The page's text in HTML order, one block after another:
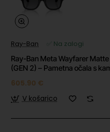
Ray-Ban
✅ Na zalogi
Ray-Ban Meta Wayfarer
(GEN 2) – Pametna očala s
605.90 €
V košarico